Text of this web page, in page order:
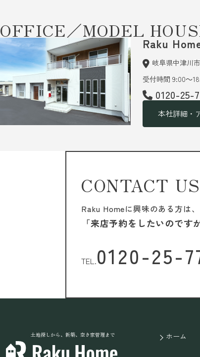
OFFICE／MODEL
Raku
岐阜県中津川
受付時間 9:00～
0120-25-
本社詳細・
CONTACT US
Raku Homeに興味のある方は、
「来店予約をしたいのです
TEL.0120-25-
土地探しから、新築、空き家管理まで ホーム